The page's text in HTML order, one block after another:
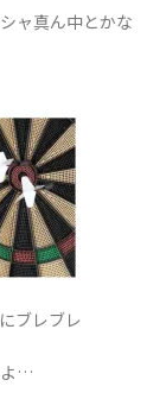
ャ真ん中とかな
ブレブレ
よ…